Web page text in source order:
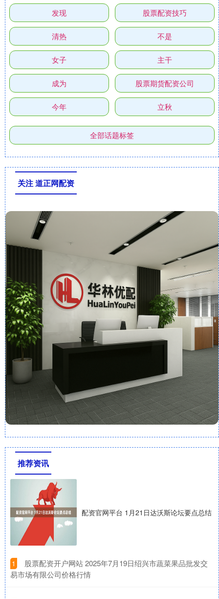
发现 股票配资技巧
清热 不是
女子 主干
成为 股票期货配资公司
今年 立秋
全部话题标签
关注 道正网配资
推荐资讯
配资官网平台 1月21日达沃斯论坛要点总结
1
​股票配资开户网站 2025年7月19日绍兴市蔬菜果品批发交
易市场有限公司价格行情